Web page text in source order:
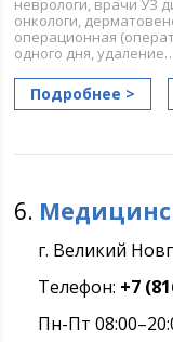
неврологи, врачи УЗ
онкологи,
операционная
одного дня,
Подробнее >
6.
г. Великий
Телефон: +7
Пн-Пт